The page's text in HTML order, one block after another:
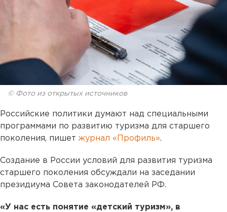
© Фото из открытых источников
Российские политики думают над специальными
программами по развитию туризма для старшего
поколения, пишет журнал «Профиль».
Создание в России условий для развития туризма
старшего поколения обсуждали на заседании
президиума Совета законодателей РФ.
«У нас есть понятие «детский туризм», в